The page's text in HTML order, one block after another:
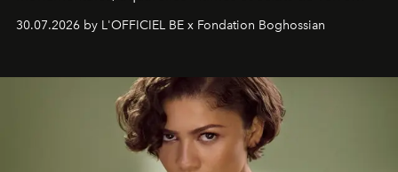
émotionnel où chaque œuvre devient le souvenir
émerveillement.
30.07.2026 by L'OFFICIEL BE x Fondation Boghossian